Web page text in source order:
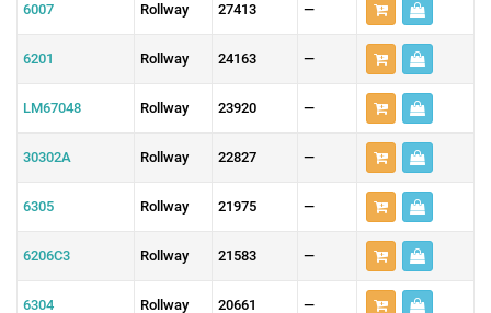
6007 Rollway 27413 —
6201 Rollway 24163 —
LM67048 Rollway 23920 —
30302A Rollway 22827 —
6305 Rollway 21975 —
6206C3 Rollway 21583 —
6304 Rollway 20661 —